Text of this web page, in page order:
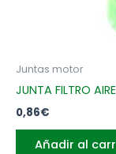
Juntas motor
JUNTA FILTRO
0,86€
Añadir al